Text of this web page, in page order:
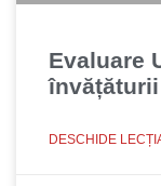
Evaluare
DESCHIDE